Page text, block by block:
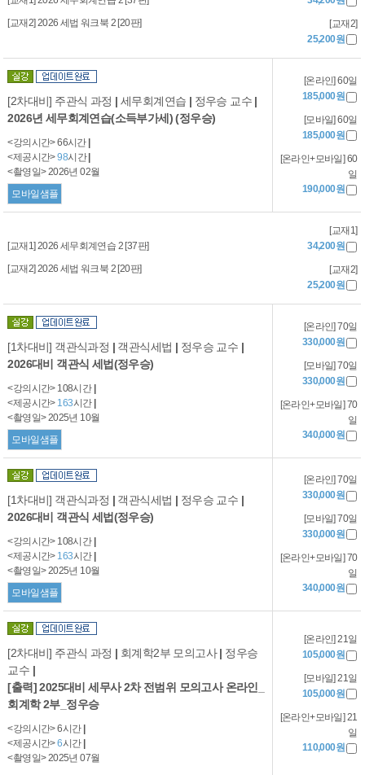
[교재2] 2026 세법 워크북 2 [20판]
[교재2]
25,200원
[2차대비] 주관식 과정 | 세무회계연습 | 정우승 교수 |
2026년 세무회계연습(소득부가세) (정우승)
<강의시간> 66시간 |
<제공시간>98시간|
<촬영일> 2026년 02월
모바일샘플
[온라인] 60일
185,000원
[모바일] 60일
185,000원
[온라인+모바일] 60
일
190,000원
[교재1] 2026 세무회계연습 2 [37판]
[교재2] 2026 세법 워크북 2 [20판]
[교재1]
34,200원
[교재2]
25,200원
[1차대비] 객관식과정 | 객관식세법 | 정우승 교수 |
2026대비 객관식 세법(정우승)
<강의시간> 108시간 |
<제공시간> 163시간 |
<촬영일> 2025년 10월
모바일샘플
[온라인] 70일
330,000원
[모바일] 70일
330,000원
[온라인+모바일] 70
일
340,000원
[1차대비] 객관식과정 | 객관식세법 | 정우승 교수 |
2026대비 객관식 세법(정우승)
<강의시간> 108시간 |
<제공시간> 163시간 |
<촬영일> 2025년 10월
모바일샘플
[온라인] 70일
330,000원
[모바일] 70일
330,000원
[온라인+모바일] 70
일
340,000원
[2차대비] 주관식 과정 | 회계학2부 모의고사| 정우승
교수 |
[출력] 2025대비 세무사 2차 전범위 모의고사 온라인_
회계학 2부_정우승
<강의시간> 6시간 |
<제공시간>6시간 |
<촬영일> 2025년 07월
[온라인] 21일
105,000원
[모바일] 21일
105,000원
[온라인+모바일] 21
일
110,000원